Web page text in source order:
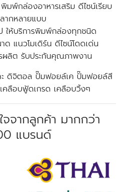
พ์กล่องอาหารเสริม ดีไซน์เรียบ
ากหลายแบบ
ให้บริการพิมพ์กล่องทุกชนิด
แนวโมเดิร์น ดีไซน์โดดเด่น
ผลิต รับประกันคุณภาพงาน
ดิจิตอล ปั๊มฟอยล์เค ปั๊มฟอยล์สี
คลือบฟู้ดเกรด เคลือบวิ้งๆ
จจากลูกค้า มากกว่า
แบรนด์